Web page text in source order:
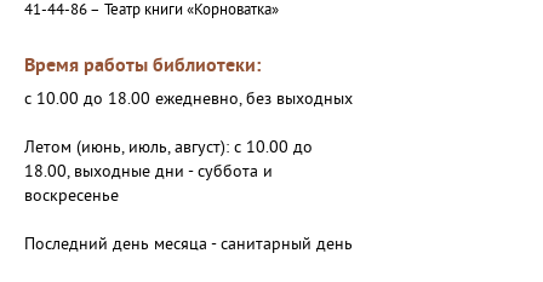
41-44-86 – Театр книги «Корноватка»
Время работы библиотеки:
с 10.00 до 18.00 ежедневно, без выходных
Летом (июнь, июль, август): с 10.00 до
18.00, выходные дни - суббота и
воскресенье
Последний день месяца - санитарный день